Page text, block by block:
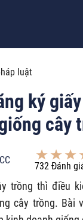
luật
ký
cây
732 Đánh
trồng thì điều
cây trồng. Bài